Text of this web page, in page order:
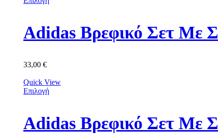
Adidas Βρεφικό Σετ Με
33,00 €
Quick View
Επιλογή
Adidas Βρεφικό Σετ Με